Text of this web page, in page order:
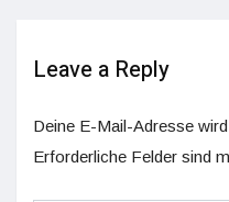
Leave a Reply
Deine E-Mail-Adresse
Erforderliche Felder sind